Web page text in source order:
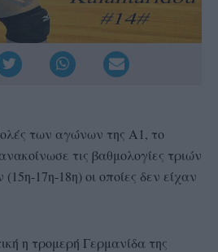
των αγώνων της Α1, το
τις βαθμολογίες τριών
17η-18η) οι οποίες δεν είχαν
η τρομερή Γερμανίδα της